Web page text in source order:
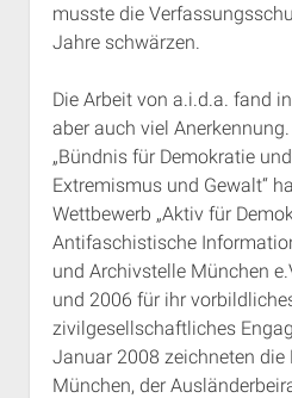
musste die
Jahre schwärzen.
Die Arbeit von a.i.d.a. fand
aber auch viel
„Bündnis für Demokratie
Extremismus und Gewalt“
Wettbewerb „Aktiv für
Antifaschistische
und Archivstelle München
und 2006 für ihr
zivilgesellschaftliches
Januar 2008 zeichneten
München, der